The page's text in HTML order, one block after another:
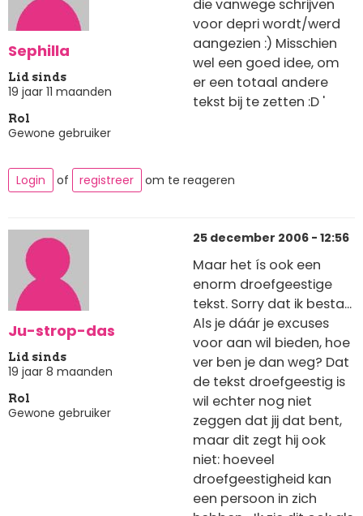
Sephilla
Lid sinds
19 jaar 11 maanden
Rol
Gewone gebruiker
die vanwege schrijven
voor depri wordt/werd
aangezien :) Misschien
wel een goed idee, om
er een totaal andere
tekst bij te zetten :D '
Login of registreer om te reageren
Ju-strop-das
Lid sinds
19 jaar 8 maanden
Rol
Gewone gebruiker
25 december 2006 - 12:56
Maar het ís ook een
enorm droefgeestige
tekst. Sorry dat ik besta...
Als je dáár je excuses
voor aan wil bieden, hoe
ver ben je dan weg? Dat
de tekst droefgeestig is
wil echter nog niet
zeggen dat jij dat bent,
maar dit zegt hij ook
niet: hoeveel
droefgeestigheid kan
een persoon in zich